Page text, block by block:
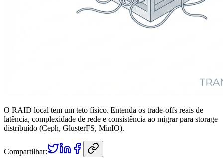
O RAID local tem um teto físico. Entenda os trade-offs reais de
latência, complexidade de rede e consistência ao migrar para storage
distribuído (Ceph, GlusterFS, MinIO).
Compartilhar: